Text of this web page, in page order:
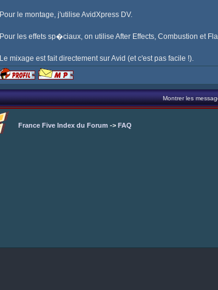
Pour le montage, j'utilise AvidXpress DV.
Pour les effets sp�ciaux, on utilise After Effects, Combustion et
Le mixage est fait directement sur Avid (et c'est pas facile !).
Montrer les
France Five Index du Forum -> FAQ